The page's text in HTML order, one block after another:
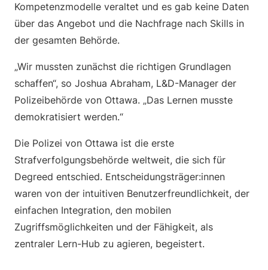
Kompetenzmodelle veraltet und es gab keine Daten
über das Angebot und die Nachfrage nach Skills in
der gesamten Behörde.
„Wir mussten zunächst die richtigen Grundlagen
schaffen“, so Joshua Abraham, L&D-Manager der
Polizeibehörde von Ottawa. „Das Lernen musste
demokratisiert werden.“
Die Polizei von Ottawa ist die erste
Strafverfolgungsbehörde weltweit, die sich für
Degreed entschied. Entscheidungsträger:innen
waren von der intuitiven Benutzerfreundlichkeit, der
einfachen Integration, den mobilen
Zugriffsmöglichkeiten und der Fähigkeit, als
zentraler Lern-Hub zu agieren, begeistert.